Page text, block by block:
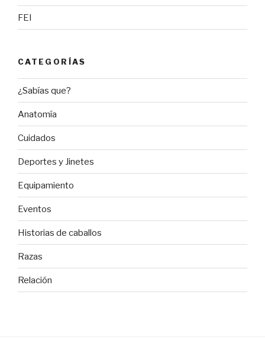
FEI
CATEGORÍAS
¿Sabías que?
Anatomía
Cuidados
Deportes y Jinetes
Equipamiento
Eventos
Historias de caballos
Razas
Relación